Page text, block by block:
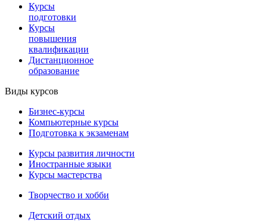
Курсы
подготовки
Курсы
повышения
квалификации
Дистанционное
образование
Виды курсов
Бизнес-курсы
Компьютерные курсы
Подготовка к экзаменам
Курсы развития личности
Иностранные языки
Курсы мастерства
Творчество и хобби
Детский отдых